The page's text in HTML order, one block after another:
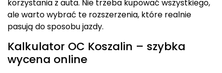
korzystania z auta. Nie trzeba kupować wszystkiego,
ale warto wybrać te rozszerzenia, które realnie
pasują do sposobu jazdy.
Kalkulator OC Koszalin – szybka
wycena online